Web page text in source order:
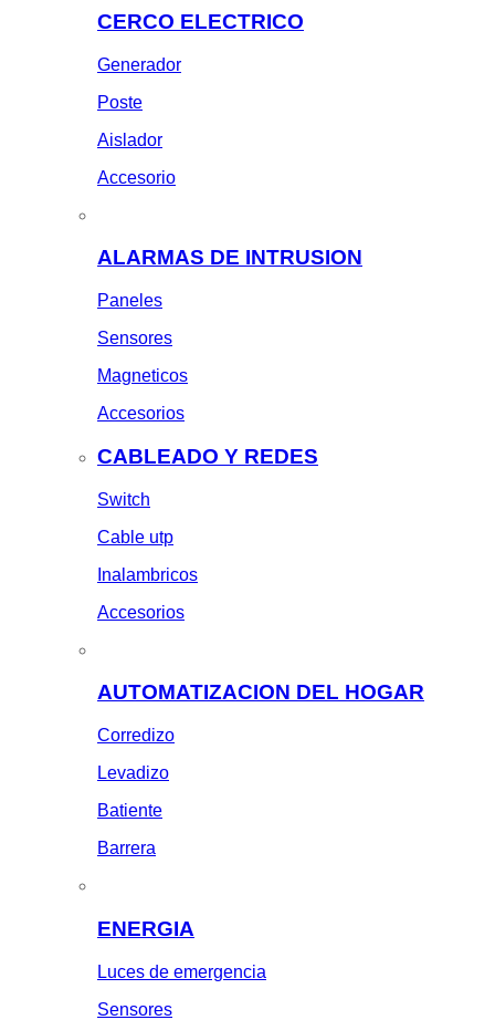
CERCO ELECTRICO
Generador
Poste
Aislador
Accesorio
ALARMAS DE INTRUSION
Paneles
Sensores
Magneticos
Accesorios
CABLEADO Y REDES
Switch
Cable utp
Inalambricos
Accesorios
AUTOMATIZACION DEL HOGAR
Corredizo
Levadizo
Batiente
Barrera
ENERGIA
Luces de emergencia
Sensores